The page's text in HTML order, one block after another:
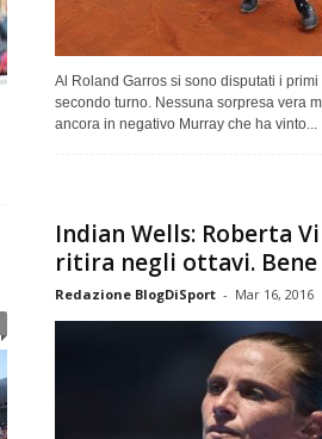
Al Roland Garros si sono disputati i primi
secondo turno. Nessuna sorpresa vera
ancora in negativo Murray che ha vinto...
Indian Wells: Roberta
ritira negli ottavi. Bene
Redazione BlogDiSport - Mar 16, 2016